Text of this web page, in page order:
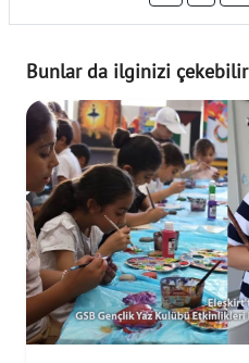
Bunlar da ilginizi çekebilir